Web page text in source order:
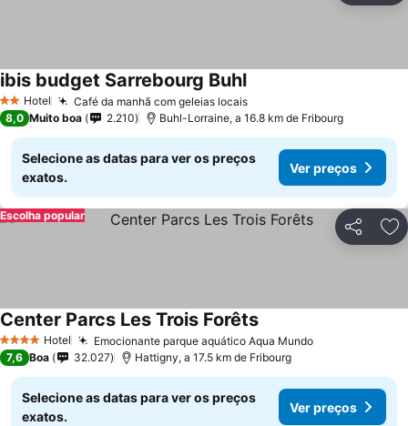
2 Estrelas
Hotel Café da manhã com geleias locais
ibis budget Sarrebourg Buhl
8,0 Muito boa 2.210 Buhl-Lorraine, a 16.8 km de Fribourg
Selecione as datas para ver os preços
exatos.
Ver preços
Partilhar
Escolha popular
4 EstrelasHotel Emocionante parque aquático Aqua Mundo
Center Parcs Les Trois Forêts
7,6 Boa 32.027 Hattigny, a 17.5 km de Fribourg
Selecione as datas para ver os preços
exatos.
Ver preços